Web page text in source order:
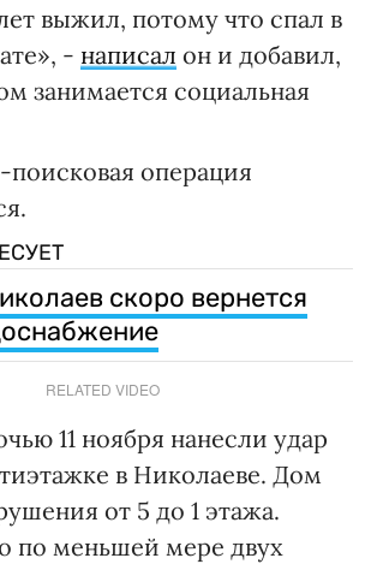
выжил, потому что спал в
- написал он и добавил,
занимается социальная
поисковая операция
скоро вернется
RELATED VIDEO
11 ноября нанесли удар
в Николаеве. Дом
от 5 до 1 этажа.
по меньшей мере двух